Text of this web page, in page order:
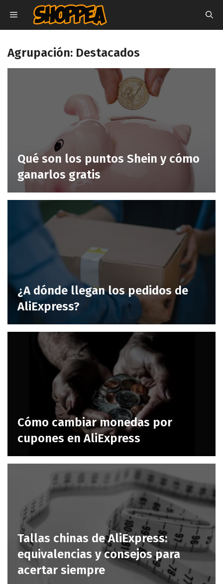
contenido
MENÚ
Agrupación: Destacados
Qué son los puntos Shein y cómo
ganarlos gratis
¿A dónde llegan los pedidos de
AliExpress?
Cómo cambiar monedas por
cupones en AliExpress
Tallas chinas de AliExpress:
equivalencias y consejos para
acertar siempre